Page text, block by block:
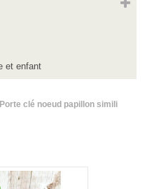
Porte clé noeud papillon simili